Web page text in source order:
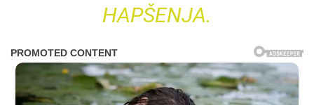
HAPŠENJA.